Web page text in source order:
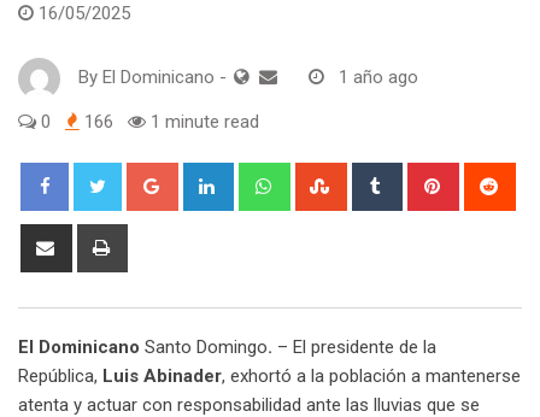
16/05/2025
By El Dominicano - 1 año ago
0 166 1 minute read
Google+ LinkedIn WhatsappStumbleUpon
Tumblr Pinterest
Share
El Dominicano Santo Domingo. – El presidente de la
República, Luis Abinader, exhortó a la población a mantenerse
atenta y actuar con responsabilidad ante las lluvias que se